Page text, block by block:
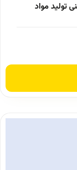
ایمنی تولید مواد